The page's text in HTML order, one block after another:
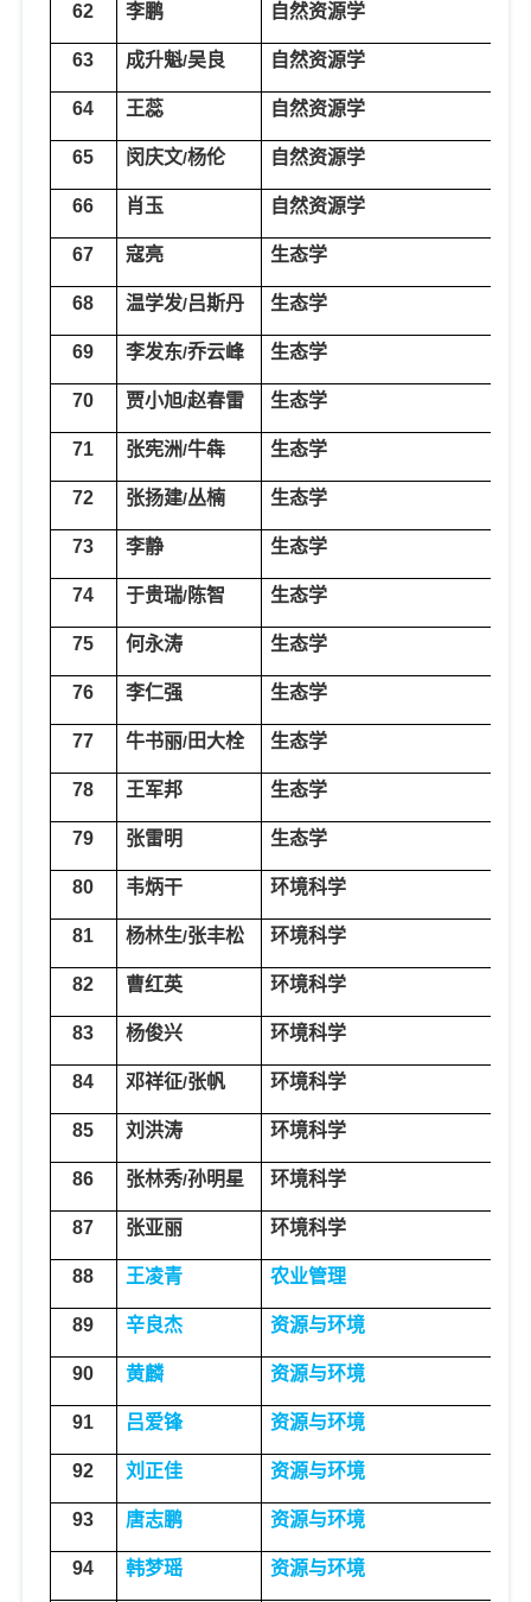
62 李鹏 自然资源学
63 成升魁/吴良 自然资源学
64 王蕊 自然资源学
65 闵庆文/杨伦 自然资源学
66 肖玉 自然资源学
67 寇亮 生态学
68 温学发/吕斯丹 生态学
69 李发东/乔云峰 生态学
70 贾小旭/赵春雷 生态学
71 张宪洲/牛犇 生态学
72 张扬建/丛楠 生态学
73 李静 生态学
74 于贵瑞/陈智 生态学
75 何永涛 生态学
76 李仁强 生态学
77 牛书丽/田大栓 生态学
78 王军邦 生态学
79 张雷明 生态学
80 韦炳干 环境科学
81 杨林生/张丰松 环境科学
82 曹红英 环境科学
83 杨俊兴 环境科学
84 邓祥征/张帆 环境科学
85 刘洪涛 环境科学
86 张林秀/孙明星 环境科学
87 张亚丽 环境科学
88 王凌青 农业管理
89 辛良杰 资源与环境
90 黄麟 资源与环境
91 吕爱锋 资源与环境
92 刘正佳 资源与环境
93 唐志鹏 资源与环境
94 韩梦瑶 资源与环境